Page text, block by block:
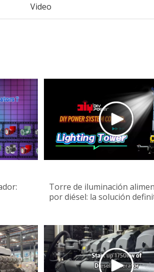
Video
Torre de iluminación
por diésel: la solución